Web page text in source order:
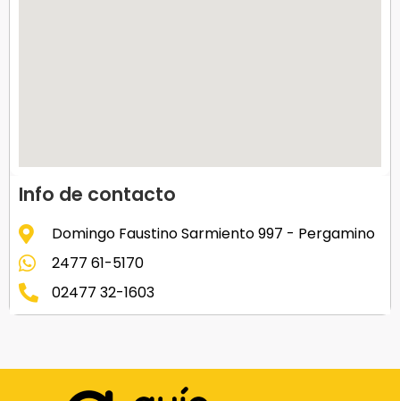
Info de contacto
Domingo Faustino Sarmiento 997 - Pergamino
2477 61-5170
02477 32-1603